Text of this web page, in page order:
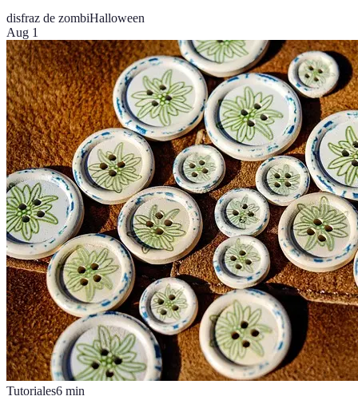
disfraz de zombiHalloween
Aug 1
Tutoriales6 min